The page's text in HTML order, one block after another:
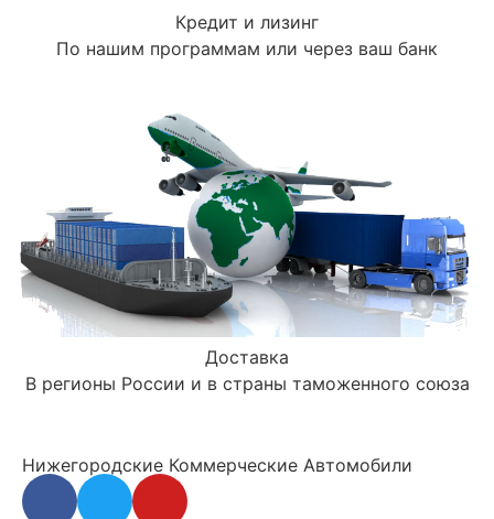
Кредит и лизинг
По нашим программам или через ваш банк
Доставка
В регионы России и в страны таможенного союза
Нижегородские Коммерческие Автомобили